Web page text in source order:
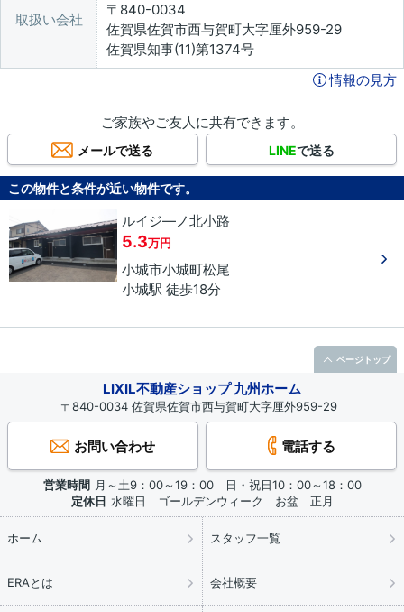
取扱い会社
〒840-0034
佐賀県佐賀市西与賀町大字厘外959-29
佐賀県知事(11)第1374号
情報の見方
ご家族やご友人に共有できます。
メールで送る LINEで送る
この物件と条件が近い物件です。
ルイジ―ノ北小路
5.3万円
小城市小城町松尾
小城駅 徒歩18分
LIXIL不動産ショップ 九州ホーム
〒840-0034 佐賀県佐賀市西与賀町大字厘外959-29
お問い合わせ 電話する
営業時間 月～土9：00～19：00 日・祝日10：00～18：00
定休日 水曜日 ゴールデンウィーク お盆 正月
ホーム スタッフ一覧
ERAとは 会社概要
ページトップ